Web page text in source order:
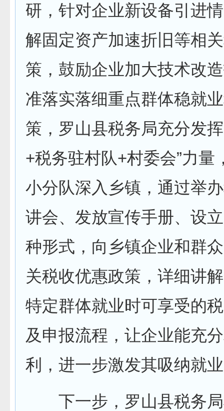
研，针对企业新设备引进
解固定资产加速折旧等相
策，鼓励企业加大技术改
准落实落细重点群体稳就
策，罗山县税务局充分发
+税务驻村队+村委会”力量
小分队深入乡镇，通过举
讲会、发放宣传手册、设
种形式，向乡镇企业和群
关税收优惠政策，详细讲
特定群体就业时可享受的
及申报流程，让企业能充
利，进一步激发其吸纳就
下一步，罗山县税务局